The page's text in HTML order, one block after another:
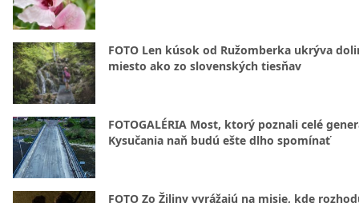
FOTO Len kúsok od Ružomberka ukrýva
miesto ako zo slovenských tiesňav
FOTOGALÉRIA Most, ktorý poznali celé
Kysučania naň budú ešte dlho spomínať
FOTO Zo Žiliny vyrážajú na misie, kde